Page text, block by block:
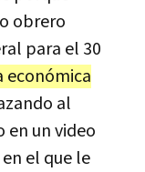
obrero
para el 30
económica
al
en un video
el que le